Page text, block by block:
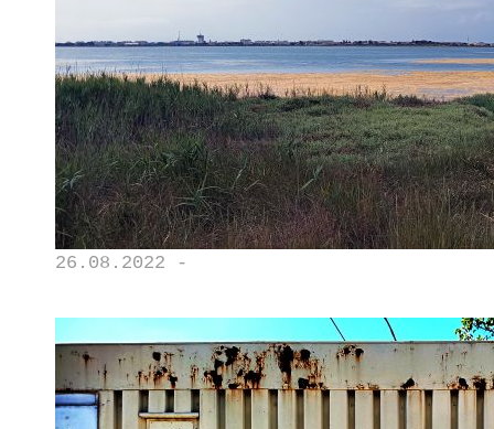
26.08.2022 -